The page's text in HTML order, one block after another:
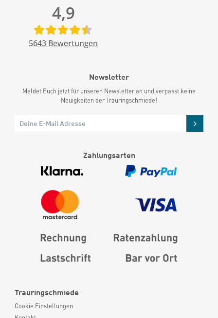
Trauringschmiede
Cookie Einstellungen
4,9
5643 Bewertungen
Newsletter
Meldet Euch jetzt für unseren Newsletter an und verpasst keine
Neuigkeiten der Trauringschmiede!
Zahlungsarten